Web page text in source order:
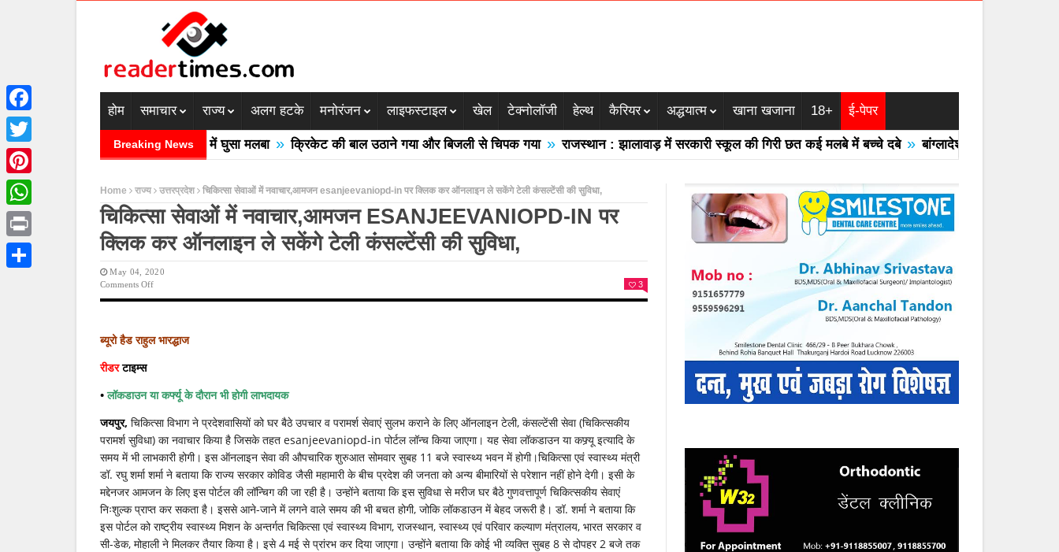
होम समाचार राज्य अलग हटके मनोरंजन लाइफस्टाइल खेल टेक्नोलॉजी हेल्थ कैरियर अद्धयात्म खाना खजाना 18+ ई-पेपर
Breaking News
में बादल फटने से तीन की मौत घरों में घुसा मलबा » क्रिकेट की बाल उठाने गया और बिजली से चिपक गया » राजस्थान : झालावाड़ में सरकारी स्कूल की गिरी छत कई मलबे में बच्चे दबे » बांग्लादेश का एयरफोर्स का F -7
Home राज्य उत्तरप्रदेश चिकित्सा सेवाओं में नवाचार,आमजन esanjeevaniopd-in पर क्लिक कर ऑनलाइन ले सकेंगे टेली कंसल्टेंसी की सुविधा,
चिकित्सा सेवाओं में नवाचार,आमजन ESANJEEVANIOPD-IN पर
क्लिक कर ऑनलाइन ले सकेंगे टेली कंसल्टेंसी की सुविधा,
May 04, 2020
Comments OffOn
Esanjeevaniopd-
कर
ले
सकेंगे
टेली
कंसल्टेंसी
की
सुविधा,
3
ब्यूरो हैड राहुल भारद्धाज
रीडर टाइम्स
• लॉकडाउन या कर्फ्यू के दौरान भी होगी लाभदायक
जयपुर, चिकित्सा विभाग ने प्रदेशवासियों को घर बैठे उपचार व परामर्श सेवाएं सुलभ कराने के लिए ऑनलाइन टेली, कंसल्टेंसी सेवा (चिकित्सकीय
परामर्श सुविधा) का नवाचार किया है जिसके तहत esanjeevaniopd-in पोर्टल लॉन्च किया जाएगा। यह सेवा लॉकडाउन या कफ्र्यू इत्यादि के
समय में भी लाभकारी होगी। इस ऑनलाइन सेवा की औपचारिक शुरुआत सोमवार सुबह 11 बजे स्वास्थ्य भवन में होगी।चिकित्सा एवं स्वास्थ्य मंत्री
डॉ. रघु शर्मा शर्मा ने बताया कि राज्य सरकार कोविड जैसी महामारी के बीच प्रदेश की जनता को अन्य बीमारियों से परेशान नहीं होने देगी। इसी के
मद्देनजर आमजन के लिए इस पोर्टल की लॉन्चिग की जा रही है। उन्होंने बताया कि इस सुविधा से मरीज घर बैठे गुणवत्तापूर्ण चिकित्सकीय सेवाएं
निःशुल्क प्राप्त कर सकता है। इससे आने-जाने में लगने वाले समय की भी बचत होगी, जोकि लॉकडाउन में बेहद जरूरी है। डॉ. शर्मा ने बताया कि
इस पोर्टल को राष्ट्रीय स्वास्थ्य मिशन के अन्तर्गत चिकित्सा एवं स्वास्थ्य विभाग, राजस्थान, स्वास्थ्य एवं परिवार कल्याण मंत्रालय, भारत सरकार व
सी-डेक, मोहाली ने मिलकर तैयार किया है। इसे 4 मई से प्रांरभ कर दिया जाएगा। उन्होंने बताया कि कोई भी व्यक्ति सुबह 8 से दोपहर 2 बजे तक
Facebook
Twitter
Pinterest
WhatsApp
Print